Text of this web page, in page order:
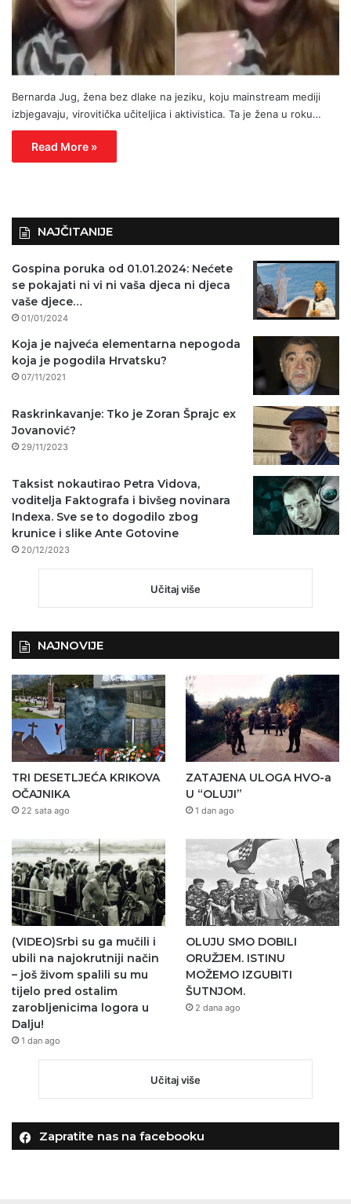
Bernarda Jug, žena bez dlake na jeziku, koju mainstream mediji
izbjegavaju, virovitička učiteljica i aktivistica. Ta je žena u roku…
Read More »
NAJČITANIJE
Gospina poruka od 01.01.2024: Nećete
se pokajati ni vi ni vaša djeca ni djeca
vaše djece…
01/01/2024
Koja je najveća elementarna nepogoda
koja je pogodila Hrvatsku?
07/11/2021
Raskrinkavanje: Tko je Zoran Šprajc ex
Jovanović?
29/11/2023
Taksist nokautirao Petra Vidova,
voditelja Faktografa i bivšeg novinara
Indexa. Sve se to dogodilo zbog
krunice i slike Ante Gotovine
20/12/2023
Učitaj više
NAJNOVIJE
TRI DESETLJEĆA KRIKOVA
OČAJNIKA
22 sata ago
ZATAJENA ULOGA HVO-a
U “OLUJI”
1 dan ago
(VIDEO)Srbi su ga mučili i
ubili na najokrutniji način
– još živom spalili su mu
tijelo pred ostalim
zarobljenicima logora u
Dalju!
1 dan ago
OLUJU SMO DOBILI
ORUŽJEM. ISTINU
MOŽEMO IZGUBITI
ŠUTNJOM.
2 dana ago
Učitaj više
Zapratite nas na facebooku